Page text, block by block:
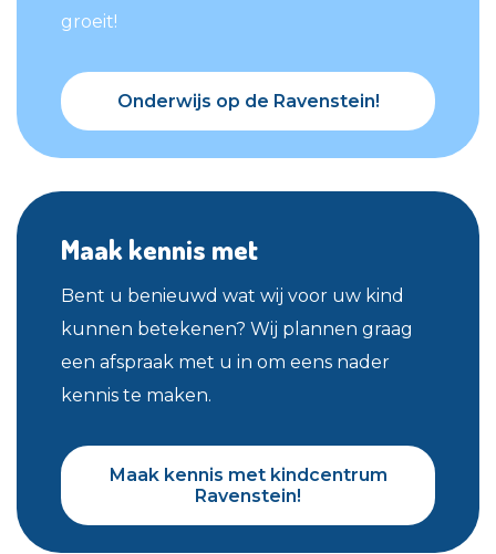
groeit!
Onderwijs op de Ravenstein!
Onderwijs op de Ravenstein!
Maak kennis met
Bent u benieuwd wat wij voor uw kind
kunnen betekenen? Wij plannen graag
een afspraak met u in om eens nader
kennis te maken.
Maak kennis met kindcentrum
Ravenstein!
Maak kennis met kindcentrum
Ravenstein!